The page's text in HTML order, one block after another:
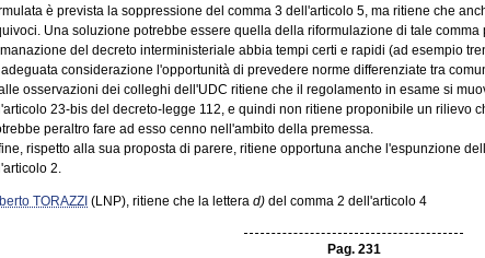
è prevista la soppressione del comma 3 dell'articolo 5, ma ritiene che
Una soluzione potrebbe essere quella della riformulazione di tale comma
del decreto interministeriale abbia tempi certi e rapidi (ad esempio
considerazione l'opportunità di prevedere norme differenziate tra
osservazioni dei colleghi dell'UDC ritiene che il regolamento in esame si
23-bis del decreto-legge 112, e quindi non ritiene proponibile un rilievo
peraltro fare ad esso cenno nell'ambito della premessa.
rispetto alla sua proposta di parere, ritiene opportuna anche l'espunzione
2.
TORAZZI (LNP), ritiene che la lettera d) del comma 2 dell'articolo 4
Pag. 231